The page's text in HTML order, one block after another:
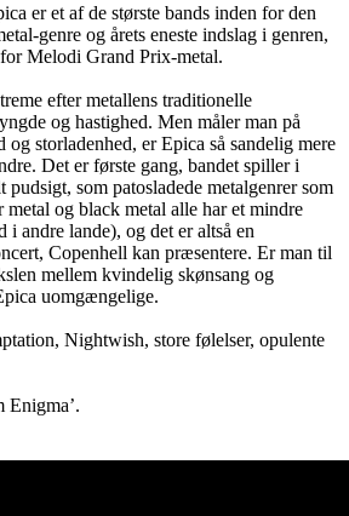
er et af de største bands inden for den
genre og årets eneste indslag i genren,
Melodi Grand Prix-metal.
efter metallens traditionelle
og hastighed. Men måler man på
og storladenhed, er Epica så sandelig mere
Det er første gang, bandet spiller i
pudsigt, som patosladede metalgenrer som
og black metal alle har et mindre
andre lande), og det er altså en
Copenhell kan præsentere. Er man til
mellem kvindelig skønsang og
uomgængelige.
Nightwish, store følelser, opulente
Enigma’.